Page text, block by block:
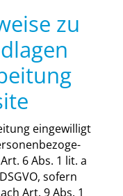
zu
ein­ge­wil­ligt
6 Abs. 1 lit. a
sofern
Art. 9 Abs. 1